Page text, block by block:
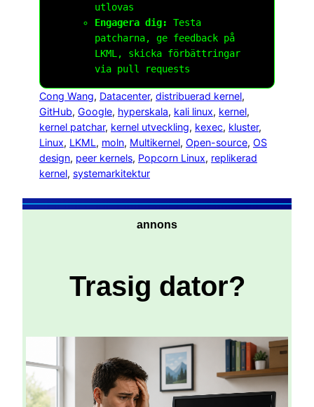
utlovas
Engagera dig: Testa
patcharna, ge feedback på
LKML, skicka förbättringar
via pull requests
Cong Wang, Datacenter, distribuerad kernel
GitHub, Google, hyperskala, kali linux, kernel
kernel patchar, kernel utveckling, kexec, kluster
Linux, LKML, moln, Multikernel, Open-source, OS
design, peer kernels, Popcorn Linux, replikerad
kernel, systemarkitektur
annons
Trasig dator?